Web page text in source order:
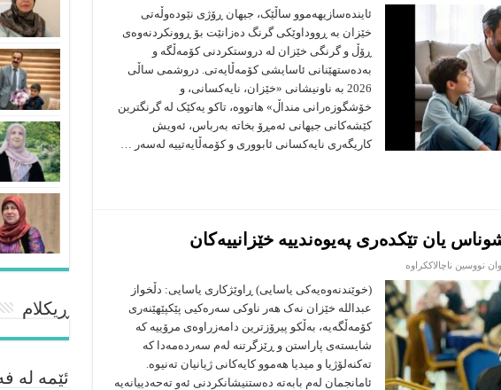
وەبەرهێنانی
سەرەتایی:
گەشەپێدانی
کۆمەڵایەتی
جیهانێکی
نایەکساندا
ئایندەسازیهەموو ساڵێک، جیهان ڕۆژی نێودەوڵەتی
خێزان بە ڕووداوێکی گرنگ دەزانێت بۆ ڕوونکردنەوەی
ڕۆڵ و گرنگی خێزان لە دروستکردنی کۆمەڵگە و
بەدەستهێنانی ئاسایشى کۆمەڵایەتی. دروشمی ساڵی
2026 بە ناونیشانی «خێزان، نایەکسانی، و
خۆشگوزەرانی منداڵ» هاتووە، تاکو یەکێک لە گرنگترین
کێشەکانی جیهانی ئەمڕۆ بخاتە بەرباس، ئەویش
کاریگەری نایەکسانی ئابووری و کۆمەڵایەتییە لەسەر …
یان تێکدەری پەیوەندییە خێزانییەکان
نووسین ناچالاککراوە
پارێزەری
شوناس
یان
تێکدەری
پەیوەندییە
خێزانییەکان
(خوێندنەوەیەکی یاسایی) ڕاوێژکاری یاسایی: دڵخواز
عبداللە خێزان نەک هەر ناوکی سەرەکیی پێکپێهێنەری
کۆمەڵگەیە، بەڵکو پیرۆزترین دامەزراوەی مرۆییە کە
شایستەی پاراستن و ڕێزگرتنە لەم سەردەمەدا کە
تەکنەلۆژیا و میدیا هەموو کایەکانی ژیانیان تەنیوە.
ئامانجمان لەم بابەتە دەستنیشانکردنی ئەو تەحەدییانەیە
ڕیکلام
ئێمە لە